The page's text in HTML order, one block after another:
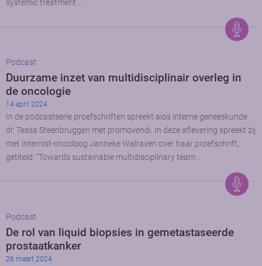
systemic treatment …
Podcast
Duurzame inzet van multidisciplinair overleg in
de oncologie
14 april 2024
In de podcastserie proefschriften spreekt aios interne geneeskunde
dr. Tessa Steenbruggen met promovendi. In deze aflevering spreekt zij
met internist-oncoloog Janneke Walraven over haar proefschrift,
getiteld: “Towards sustainable multidisciplinary team …
Podcast
De rol van liquid biopsies in gemetastaseerde
prostaatkanker
26 maart 2024